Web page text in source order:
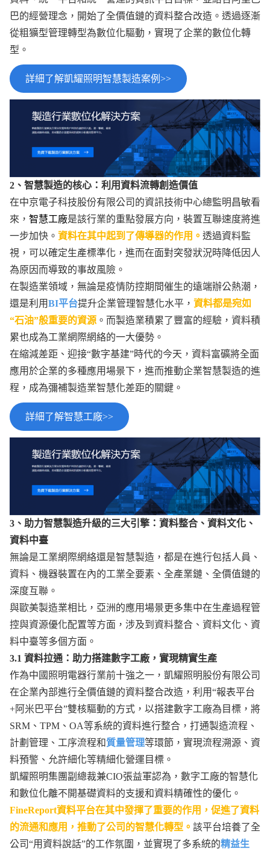
巴的經營理念，開始了全價值鏈的資料整合改造。透過逐漸
從粗獷型管理轉型為數位化驅動，實現了企業的數位化轉
型。
詳細了解凱耀照明智慧製造案例>>
2、智慧製造的核心：利用資料流轉創造價值
在中京電子科技股份有限公司的資訊技術中心總監明昌敏看
來， 智慧工廠是該行業的重點發展方向，裝置互聯速度將進
一步加快。 資料在其中起到了傳導器的作用。 透過資料監
視，可以確定生產標準化，進而在面對突發狀況時降低因人
為原因而導致的事故風險。
在製造業領域，無論是疫情防控期間催生的遠端辦公熱潮，
還是利用BI平台提升企業管理智慧化水平， 資料都是宛如
“石油”般重要的資源 。而製造業積累了豐富的經驗，資料積
累也成為工業網際網絡的一大優勢。
在縮減差距、迎接“數字基建”時代的今天，資料富礦將全面
應用於企業的多種應用場景下，進而推動企業智慧製造的進
程，成為彌補製造業智慧化差距的關鍵。
詳細了解智慧工廠>>
3、助力智慧製造升級的三大引擎：資料整合、資料文化、
資料中臺
無論是工業網際網絡還是智慧製造，都是在進行包括人員、
資料、機器裝置在內的工業全要素、全產業鏈、全價值鏈的
深度互聯。
與歐美製造業相比，亞洲的應用場景更多集中在生產過程管
控與資源優化配置等方面，涉及到資料整合、資料文化、資
料中臺等多個方面。
3.1 資料拉通：助力搭建數字工廠，實現精實生產
作為中國照明電器行業前十強之一，凱耀照明股份有限公司
在企業內部進行全價值鏈的資料整合改造，利用“報表平台
+阿米巴平台”雙核驅動的方式，以搭建數字工廠為目標，將
SRM、TPM、OA等系統的資料進行整合，打通製造流程、
計劃管理、工序流程和質量管理等環節，實現流程溯源、資
料預警、允許細化等精細化營運目標。
凱耀照明集團副總裁兼CIO張益軍認為，數字工廠的智慧化
和數位化離不開基礎資料的支援和資料精確性的優化。
FineReport資料平台在其中發揮了重要的作用，促進了資料
的流通和應用，推動了公司的智慧化轉型。 該平台培養了全
公司“用資料說話”的工作氛圍，並實現了多系統的精益生